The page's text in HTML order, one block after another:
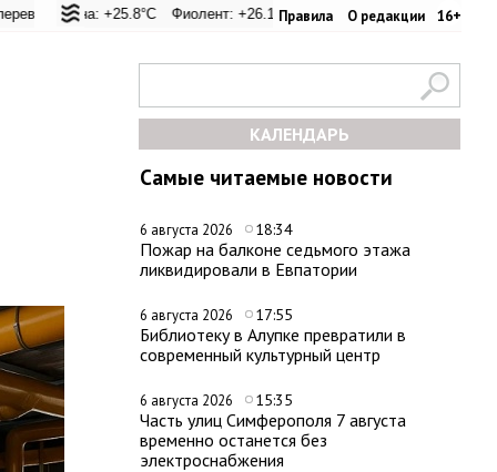
Правила О редакции 16+
+25.8°C Фиолент: +26.1°C Казачья бухта: +26.2°C Херсонес:
Евпатория: +31.2°C Керчь: +31.1°C Никитский сад: +29°C
КАЛЕНДАРЬ
Самые читаемые новости
6 августа 2026 18:34
Пожар на балконе седьмого этажа
ликвидировали в Евпатории
6 августа 2026 17:55
Библиотеку в Алупке превратили в
современный культурный центр
6 августа 2026 15:35
Часть улиц Симферополя 7 августа
временно останется без
электроснабжения